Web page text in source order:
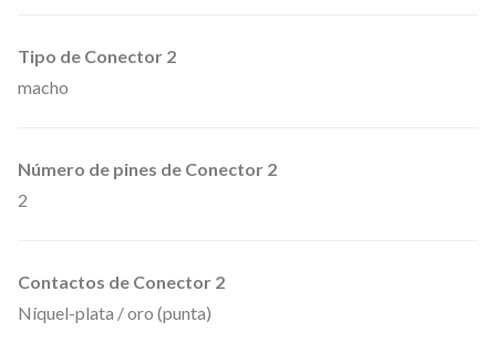
3
m
o
d
Tipo de Conector 2
macho
Número de pines de Conector 2
2
Contactos de Conector 2
Níquel-plata / oro (punta)